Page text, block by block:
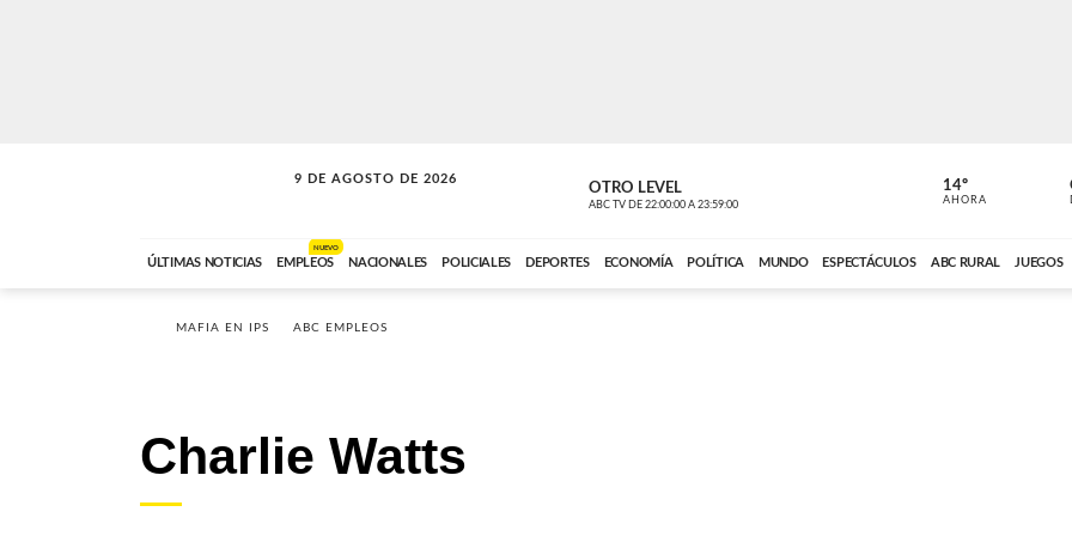
9 DE AGOSTO DE 2026
SOLO MÚSICA OTRO LEVEL
ABC TV DE 22:00:00 A 23:59:00
MÚSICA
ABC CARDINAL
14º
AHORA
ÚLTIMAS NOTICIAS EMPLEOS
NUEVO
NACIONALES POLICIALES DEPORTES ECONOMÍA POLÍTICA MUNDO ESPECTÁCULOS ABC RURAL JUEGOS
MAFIA EN IPS ABC EMPLEOS
Charlie Watts